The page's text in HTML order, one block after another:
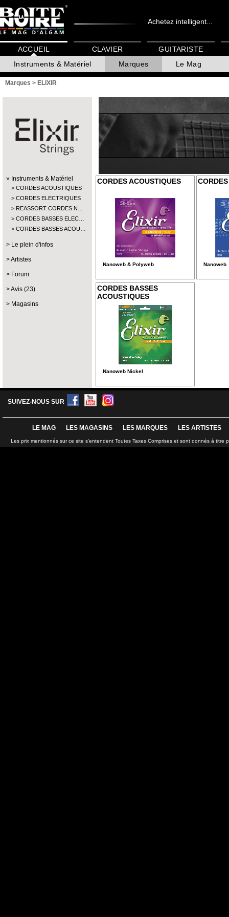
Achetez intelligent...
ACCUEIL
Instruments & Matériel
Marques Le Mag
CLAVIER GUITARISTE
Marques > ELIXIR
Instruments & Matériel
CORDES ACOUSTIQUES
CORDES ELECTRIQUES
REASSORT CORDES N…
CORDES BASSES ELEC…
CORDES BASSES ACOU…
Le plein d'infos
Artistes
Forum
Avis (23)
Magasins
CORDES ACOUSTIQUES
Nanoweb & Polyweb Nanoweb
CORDES BASSES
ACOUSTIQUES
Nanoweb Nickel
SUIVEZ-NOUS SUR
LE MAG LES MAGASINS LES MARQUES LES ARTISTES
Les prix mentionnés sur ce site s'entendent Toutes Taxes Comprises et sont donnés à